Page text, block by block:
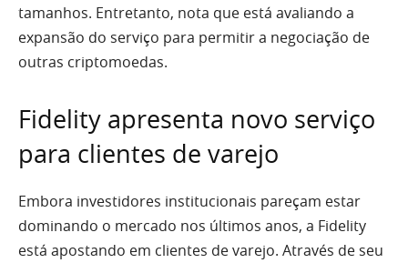
tamanhos. Entretanto, nota que está avaliando a
expansão do serviço para permitir a negociação de
outras criptomoedas.
Fidelity apresenta novo serviço
para clientes de varejo
Embora investidores institucionais pareçam estar
dominando o mercado nos últimos anos, a Fidelity
está apostando em clientes de varejo. Através de seu